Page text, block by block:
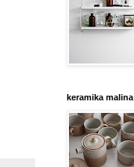
keramika malina